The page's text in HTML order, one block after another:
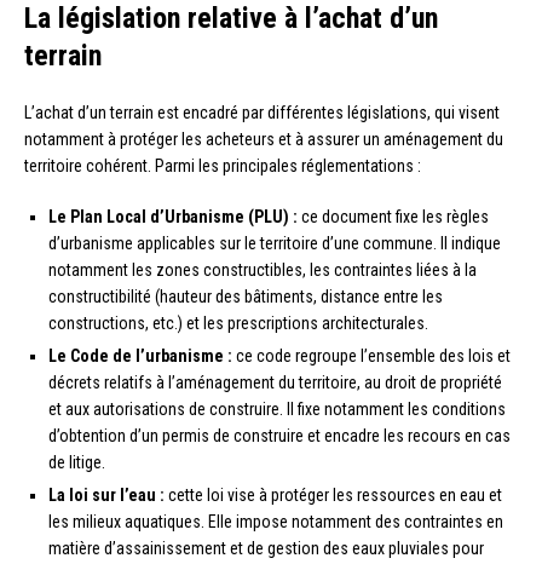
La législation relative à l’achat d’un
terrain
L’achat d’un terrain est encadré par différentes législations, qui visent
notamment à protéger les acheteurs et à assurer un aménagement du
territoire cohérent. Parmi les principales réglementations :
Le Plan Local d’Urbanisme (PLU) : ce document fixe les règles
d’urbanisme applicables sur le territoire d’une commune. Il indique
notamment les zones constructibles, les contraintes liées à la
constructibilité (hauteur des bâtiments, distance entre les
constructions, etc.) et les prescriptions architecturales.
Le Code de l’urbanisme : ce code regroupe l’ensemble des lois et
décrets relatifs à l’aménagement du territoire, au droit de propriété
et aux autorisations de construire. Il fixe notamment les conditions
d’obtention d’un permis de construire et encadre les recours en cas
de litige.
La loi sur l’eau : cette loi vise à protéger les ressources en eau et
les milieux aquatiques. Elle impose notamment des contraintes en
matière d’assainissement et de gestion des eaux pluviales pour